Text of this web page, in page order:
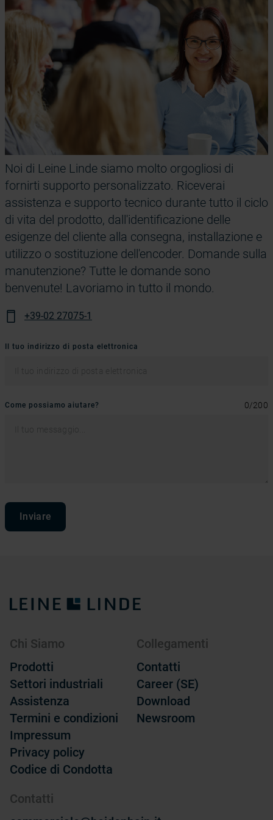
Noi di Leine Linde siamo molto orgogliosi di
fornirti supporto personalizzato. Riceverai
assistenza e supporto tecnico durante tutto il ciclo
di vita del prodotto, dall'identificazione delle
esigenze del cliente alla consegna, installazione e
utilizzo o sostituzione dell'encoder. Domande sulla
manutenzione? Tutte le domande sono
benvenute! Lavoriamo in tutto il mondo.
+39-02 27075-1
Il tuo indirizzo di posta elettronica
Come possiamo aiutare? 0/200
Inviare
Chi Siamo
Prodotti
Settori industriali
Assistenza
Termini e condizioni
Impressum
Privacy policy
Codice di Condotta
Collegamenti
Contatti
Career (SE)
Download
Newsroom
Contatti